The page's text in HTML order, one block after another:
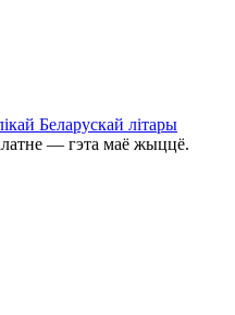
Беларускай літары
— гэта маё жыццё.